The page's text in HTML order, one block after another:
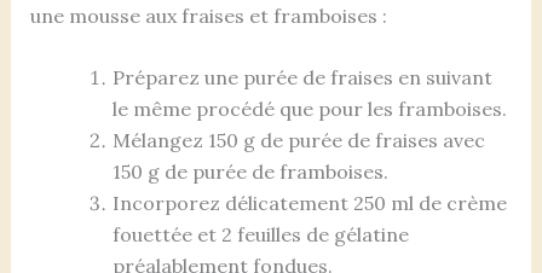
une mousse aux fraises et framboises :
Préparez une purée de fraises en suivant
le même procédé que pour les framboises.
Mélangez 150 g de purée de fraises avec
150 g de purée de framboises.
Incorporez délicatement 250 ml de crème
fouettée et 2 feuilles de gélatine
préalablement fondues.